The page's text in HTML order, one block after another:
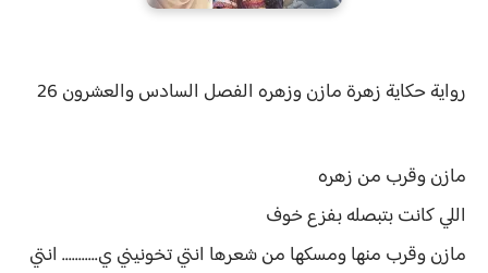
روايةحكاية زهرة مازن وزهره الفصل السادس والعشرون 26
مازن وقرب من زهره
اللي كانت بتبصله بفزع خوف
مازن وقرب منها ومسكها من شعرها انتي تخونيني ي........... انتي